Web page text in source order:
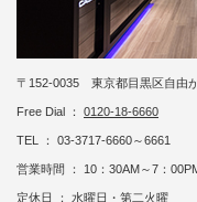
〒152-0035 東京都目黒区自由
Free Dial ： 0120-18-6660
TEL ： 03-3717-6660～6661
営業時間 ： 10：30AM～7：
定休日 ： 水曜日・第二火曜